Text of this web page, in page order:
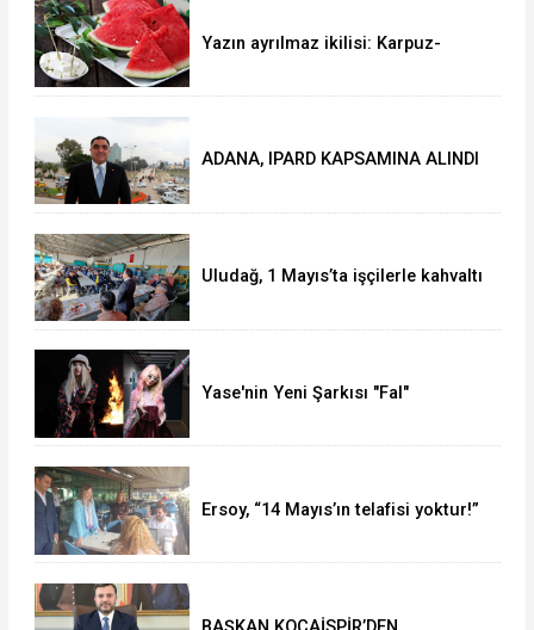
Yazın ayrılmaz ikilisi: Karpuz-
ADANA, IPARD KAPSAMINA ALINDI
Uludağ, 1 Mayıs’ta işçilerle kahvaltı
Yase'nin Yeni Şarkısı "Fal"
Ersoy, “14 Mayıs’ın telafisi yoktur!”